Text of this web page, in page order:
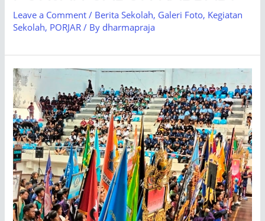
Leave a Comment / Berita Sekolah, Galeri Foto, Kegiatan
Sekolah, PORJAR / By dharmapraja